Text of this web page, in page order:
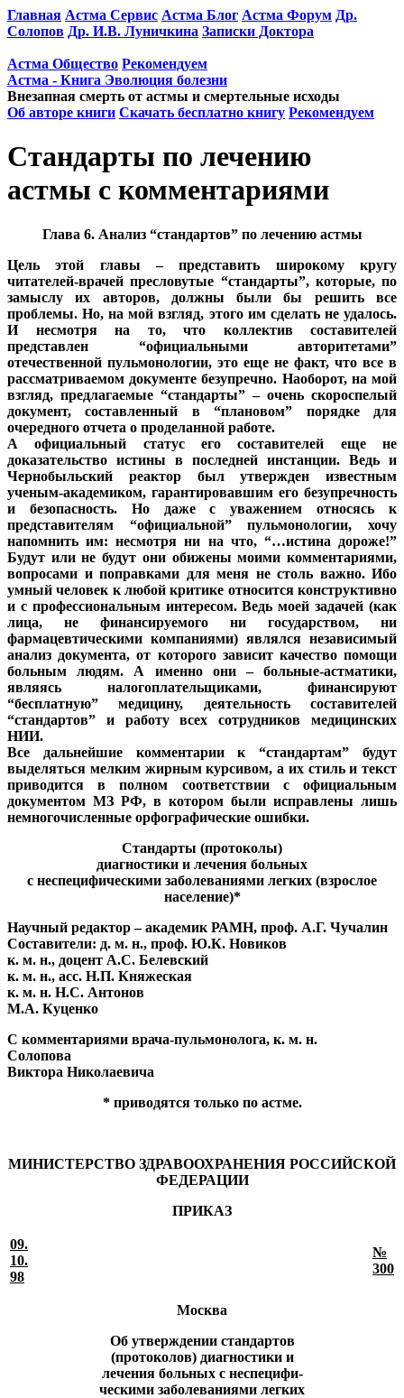
Главная Астма Сервис Астма Блог Астма Форум Др.
Солопов Др. И.В. Луничкина Записки Доктора
Астма Общество Рекомендуем
Астма - Книга Эволюция болезни
Внезапная смерть от астмы и смертельные исходы
Об авторе книги Скачать бесплатно книгу Рекомендуем
Стандарты по лечению
астмы с комментариями
Глава 6. Анализ “стандартов” по лечению астмы
Цель этой главы – представить широкому кругу
читателей-врачей пресловутые “стандарты”, которые, по
замыслу их авторов, должны были бы решить все
проблемы. Но, на мой взгляд, этого им сделать не удалось.
И несмотря на то, что коллектив составителей
представлен “официальными авторитетами”
отечественной пульмонологии, это еще не факт, что все в
рассматриваемом документе безупречно. Наоборот, на мой
взгляд, предлагаемые “стандарты” – очень скороспелый
документ, составленный в “плановом” порядке для
очередного отчета о проделанной работе.
А официальный статус его составителей еще не
доказательство истины в последней инстанции. Ведь и
Чернобыльский реактор был утвержден известным
ученым-академиком, гарантировавшим его безупречность
и безопасность. Но даже с уважением относясь к
представителям “официальной” пульмонологии, хочу
напомнить им: несмотря ни на что, “…истина дороже!”
Будут или не будут они обижены моими комментариями,
вопросами и поправками для меня не столь важно. Ибо
умный человек к любой критике относится конструктивно
и с профессиональным интересом. Ведь моей задачей (как
лица, не финансируемого ни государством, ни
фармацевтическими компаниями) являлся независимый
анализ документа, от которого зависит качество помощи
больным людям. А именно они – больные-астматики,
являясь налогоплательщиками, финансируют
“бесплатную” медицину, деятельность составителей
“стандартов” и работу всех сотрудников медицинских
НИИ.
Все дальнейшие комментарии к “стандартам” будут
выделяться мелким жирным курсивом, а их стиль и текст
приводится в полном соответствии с официальным
документом МЗ РФ, в котором были исправлены лишь
немногочисленные орфографические ошибки.
Стандарты (протоколы)
диагностики и лечения больных
с неспецифическими заболеваниями легких (взрослое
население)*
Научный редактор – академик РАМН, проф. А.Г. Чучалин
Составители: д. м. н., проф. Ю.К. Новиков
к. м. н., доцент А.С. Белевский
к. м. н., асс. Н.П. Княжеская
к. м. н. Н.С. Антонов
М.А. Куценко
С комментариями врача-пульмонолога, к. м. н.
Солопова
Виктора Николаевича
* приводятся только по астме.
МИНИСТЕРСТВО ЗДРАВООХРАНЕНИЯ РОССИЙСКОЙ
ФЕДЕРАЦИИ
ПРИКАЗ
09.
10.
98
№
300
Москва
Об утверждении стандартов
(протоколов) диагностики и
лечения больных с неспецифи-
ческими заболеваниями легких